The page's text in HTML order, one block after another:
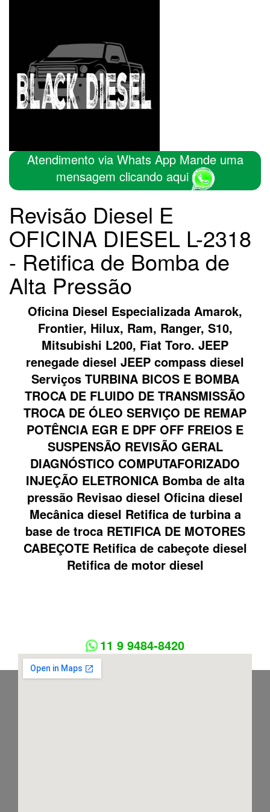
Atendimento via Whats App Mande uma
mensagem clicando aqui
Revisão Diesel E
OFICINA DIESEL L-2318
- Retifica de Bomba de
Alta Pressão
Oficina Diesel Especializada Amarok,
Frontier, Hilux, Ram, Ranger, S10,
Mitsubishi L200, Fiat Toro. JEEP
renegade diesel JEEP compass diesel
Serviços TURBINA BICOS E BOMBA
TROCA DE FLUIDO DE TRANSMISSÃO
TROCA DE ÓLEO SERVIÇO DE REMAP
POTÊNCIA EGR E DPF OFF FREIOS E
SUSPENSÃO REVISÃO GERAL
DIAGNÓSTICO COMPUTAFORIZADO
INJEÇÃO ELETRONICA Bomba de alta
pressão Revisao diesel Oficina diesel
Mecânica diesel Retifica de turbina a
base de troca RETIFICA DE MOTORES
CABEÇOTE Retifica de cabeçote diesel
Retifica de motor diesel
11 9 9484-8420